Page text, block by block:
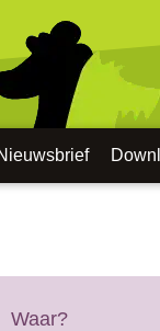
Waar?